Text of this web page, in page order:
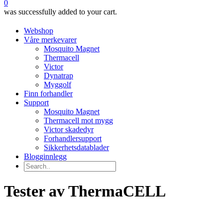
0
was successfully added to your cart.
Webshop
Våre merkevarer
Mosquito Magnet
Thermacell
Victor
Dynatrap
Myggolf
Finn forhandler
Support
Mosquito Magnet
Thermacell mot mygg
Victor skadedyr
Forhandlersupport
Sikkerhetsdatablader
Blogginnlegg
Tester av ThermaCELL